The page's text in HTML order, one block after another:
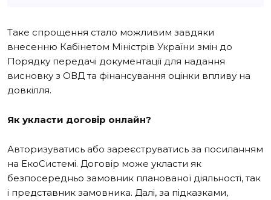
Таке спрощення стало можливим завдяки
внесенню Кабінетом Міністрів України змін до
Порядку передачі документації для надання
висновку з ОВД та фінансування оцінки впливу на
довкілля.
Як укласти договір онлайн?
Авторизуватись або зареєструватись за посиланням
на ЕкоСистемі. Договір може укласти як
безпосередньо замовник планованої діяльності, так
і представник замовника. Далі, за підказками,